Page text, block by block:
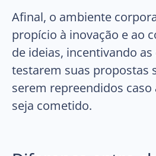
Afinal, o ambiente
propício à inovação e ao
de ideias, incentivando as
testarem suas propostas
serem repreendidos
seja cometido.